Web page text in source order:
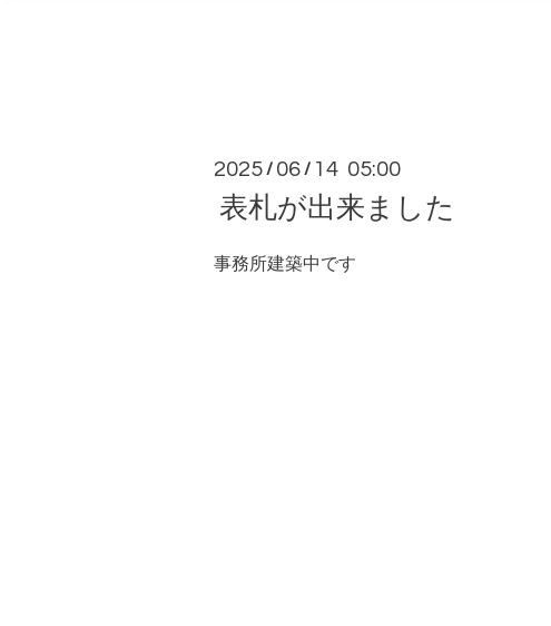
2025 / 06 / 14 05:00
表札が出来ました
事務所建築中です